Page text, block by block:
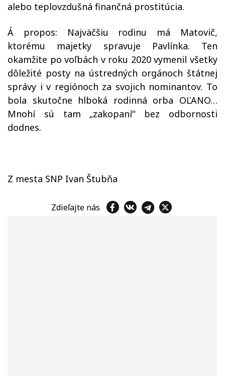
alebo teplovzdušná finančná prostitúcia.
Á propos: Najväčšiu rodinu má Matovič,
ktorému majetky spravuje Pavlínka. Ten
okamžite po voľbách v roku 2020 vymenil všetky
dôležité posty na ústredných orgánoch štátnej
správy i v regiónoch za svojich nominantov. To
bola skutočne hlboká rodinná orba OĽANO…
Mnohí sú tam „zakopaní“ bez odbornosti
dodnes.
Z mesta SNP Ivan Štubňa
Zdieľajte nás